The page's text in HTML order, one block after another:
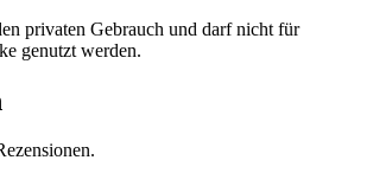
privaten Gebrauch und darf nicht für
genutzt werden.